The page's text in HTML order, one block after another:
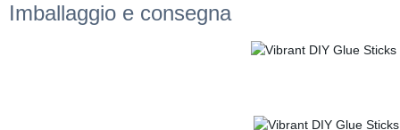
Imballaggio e consegna